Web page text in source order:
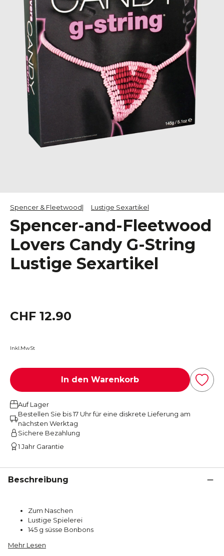
Spencer & Fleetwood Lustige Sexartikel
Spencer-and-Fleetwood
Lovers Candy G-String
Lustige Sexartikel
CHF 12.90
Inkl.MwSt
In den Warenkorb
Auf Lager
Bestellen Sie bis 17 Uhr für eine diskrete Lieferung am
nächsten Werktag
Sichere Bezahlung
1 Jahr Garantie
Beschreibung
Zum Naschen
Lustige Spielerei
145 g süsse Bonbons
Mehr Lesen